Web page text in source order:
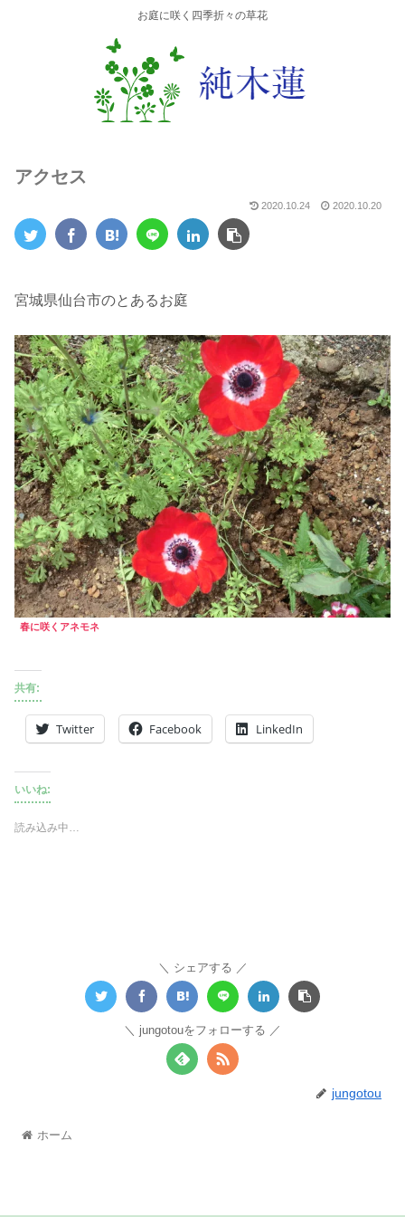
お庭に咲く四季折々の草花
アクセス
2020.10.24 2020.10.20
宮城県仙台市のとあるお庭
春に咲くアネモネ
共有:
Twitter Facebook LinkedIn
いいね:
読み込み中…
シェアする
jungotouをフォローする
jungotou
ホーム